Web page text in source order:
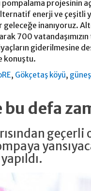
projesinin
enerji ve çeşitli
inanıyoruz.
700 vatandaşımızın
giderilmesine
konuştu.
, Gökçetaş köyü,
defa